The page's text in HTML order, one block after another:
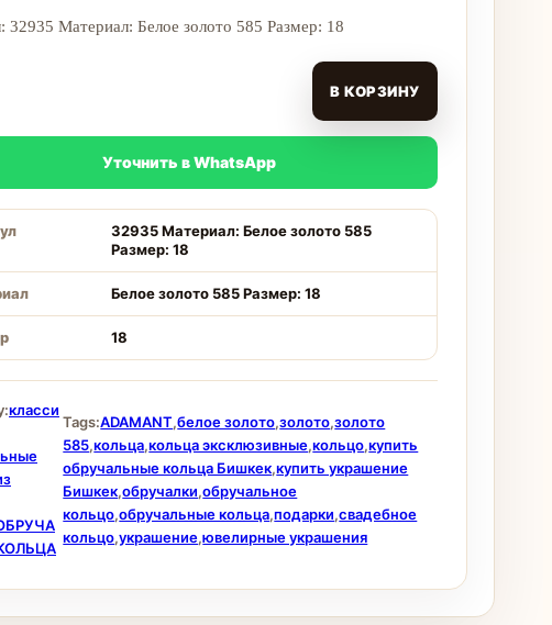
32935 Материал: Белое золото 585 Размер: 18
В КОРЗИНУ
Уточнить в WhatsApp
32935 Материал: Белое золото 585
Размер: 18
Белое золото 585 Размер: 18
18
класси
Tags:ADAMANT,белое золото,золото,золото
585,кольца,кольца эксклюзивные,кольцо,купить
обручальные кольца Бишкек,купить украшение
Бишкек,обручалки,обручальное
кольцо,обручальные кольца,подарки,свадебное
кольцо,украшение,ювелирные украшения